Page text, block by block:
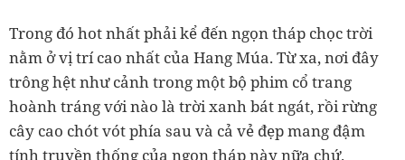
Trong đó hot nhất phải kể đến ngọn tháp chọc trời
nằm ở vị trí cao nhất của Hang Múa. Từ xa, nơi đây
trông hệt như cảnh trong một bộ phim cổ trang
hoành tráng với nào là trời xanh bát ngát, rồi rừng
cây cao chót vót phía sau và cả vẻ đẹp mang đậm
tính truyền thống của ngọn tháp này nữa chứ.